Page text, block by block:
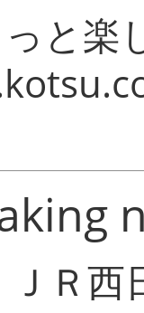
と楽
Ｒ